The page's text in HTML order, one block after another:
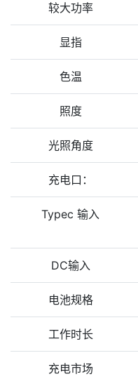
较大功率
显指
色温
照度
光照角度
充电口：
Typec 输入
DC输入
电池规格
工作时长
充电市场